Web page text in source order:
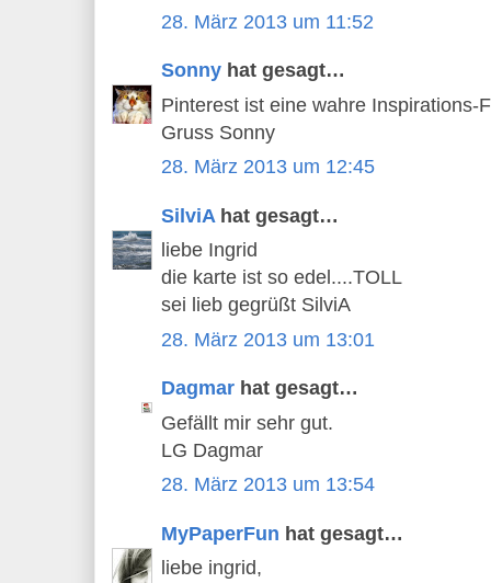
28. März 2013 um 11:52
Sonny hat gesagt…
Pinterest ist eine wahre Inspirations-
Gruss Sonny
28. März 2013 um 12:45
SilviA hat gesagt…
liebe Ingrid
die karte ist so edel....TOLL
sei lieb gegrüßt SilviA
28. März 2013 um 13:01
Dagmar hat gesagt…
Gefällt mir sehr gut.
LG Dagmar
28. März 2013 um 13:54
MyPaperFun hat gesagt…
liebe ingrid,